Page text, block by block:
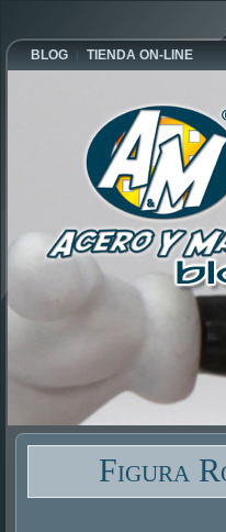
BLOG TIENDA ON-LINE
Figura